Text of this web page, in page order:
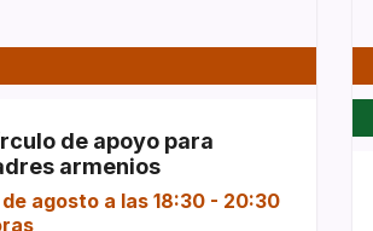
de apoyo para
armenios
de agosto a las 18:30 - 20:30